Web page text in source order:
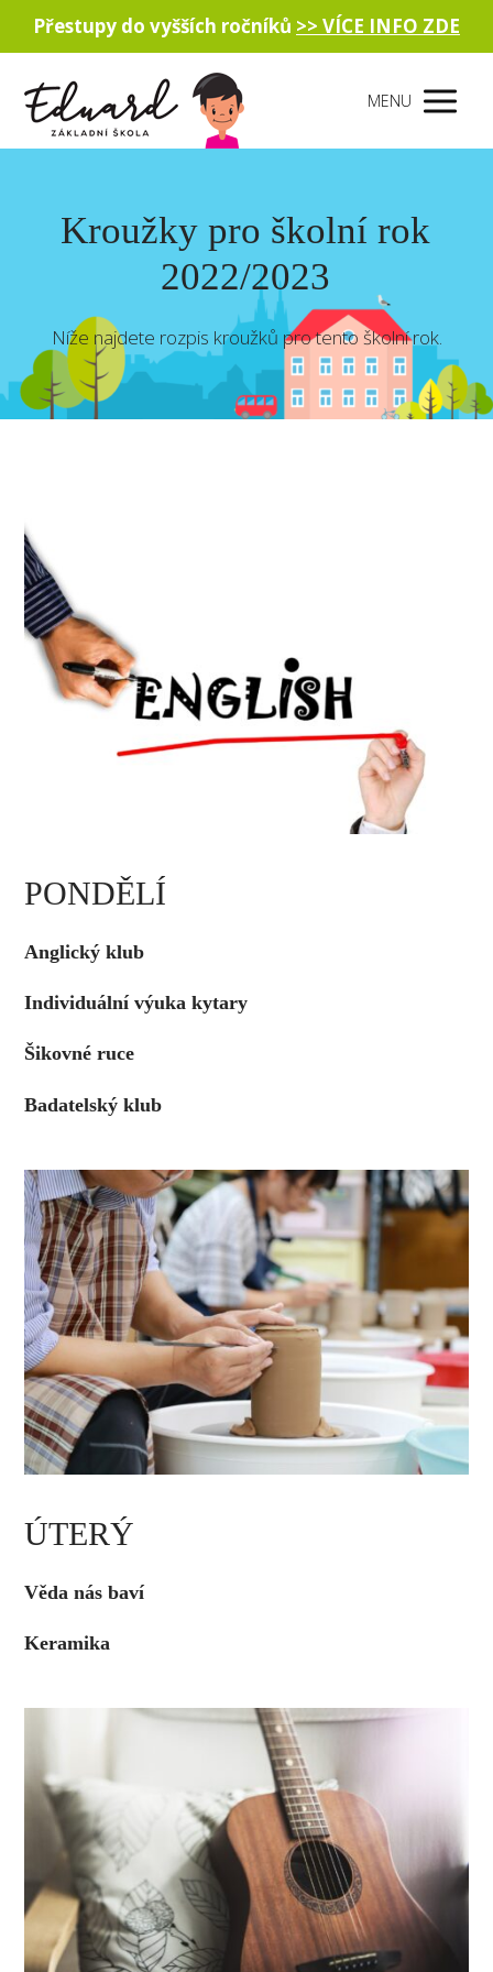
Přestupy do vyšších ročníků >> VÍCE INFO ZDE
MENU
Kroužky pro školní rok
2022/2023
Níže najdete rozpis kroužků pro tento školní rok.
PONDĚLÍ
Anglický klub
Individuální výuka kytary
Šikovné ruce
Badatelský klub
ÚTERÝ
Věda nás baví
Keramika